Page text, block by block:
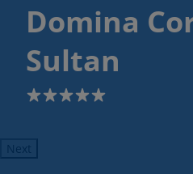
Domina
Sultan
5
Next